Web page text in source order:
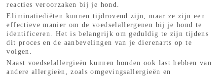
reacties veroorzaken bij je hond.
Eliminatiediëten kunnen tijdrovend zijn, maar ze zijn een
effectieve manier om de voedselallergenen bij je hond te
identificeren. Het is belangrijk om geduldig te zijn tijdens
dit proces en de aanbevelingen van je dierenarts op te
volgen.
Naast voedselallergieën kunnen honden ook last hebben van
andere allergieën, zoals omgevingsallergieën en